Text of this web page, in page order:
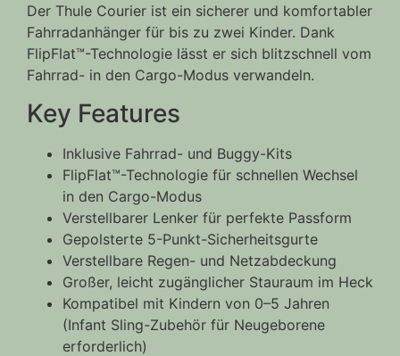
Der Thule Courier ist ein sicherer und komfortabler
Fahrradanhänger für bis zu zwei Kinder. Dank
FlipFlat™-Technologie lässt er sich blitzschnell vom
Fahrrad- in den Cargo-Modus verwandeln.
Key Features
Inklusive Fahrrad- und Buggy-Kits
FlipFlat™-Technologie für schnellen Wechsel
in den Cargo-Modus
Verstellbarer Lenker für perfekte Passform
Gepolsterte 5-Punkt-Sicherheitsgurte
Verstellbare Regen- und Netzabdeckung
Großer, leicht zugänglicher Stauraum im Heck
Kompatibel mit Kindern von 0–5 Jahren
(Infant Sling-Zubehör für Neugeborene
erforderlich)